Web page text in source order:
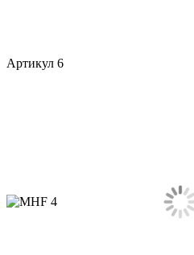
Артикул 6